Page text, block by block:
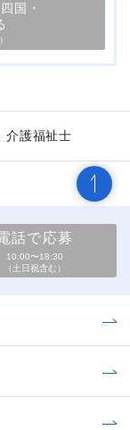
国・
介護福祉士
話で応募
10:00〜18:30
（土日祝含む）